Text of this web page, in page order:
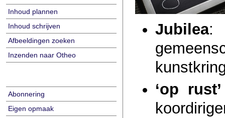
Inhoud plannen
Inhoud schrijven
Afbeeldingen zoeken
Inzenden naar Otheo
Abonnering
Eigen opmaak
Jubilea:
‘op